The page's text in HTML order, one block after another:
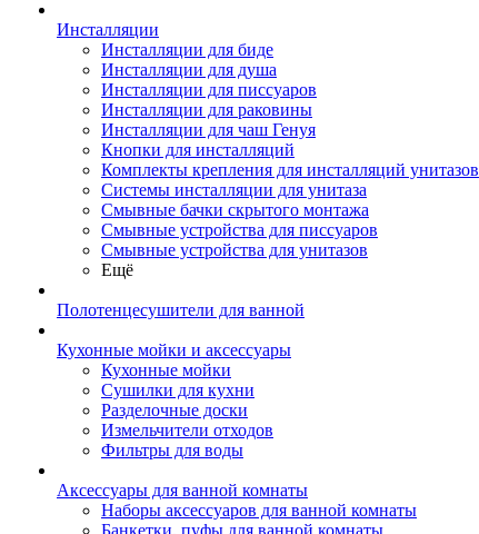
Инсталляции
Инсталляции для биде
Инсталляции для душа
Инсталляции для писсуаров
Инсталляции для раковины
Инсталляции для чаш Генуя
Кнопки для инсталляций
Комплекты крепления для инсталляций унитазов
Системы инсталляции для унитаза
Смывные бачки скрытого монтажа
Смывные устройства для писсуаров
Смывные устройства для унитазов
Ещё
Полотенцесушители для ванной
Кухонные мойки и аксессуары
Кухонные мойки
Сушилки для кухни
Разделочные доски
Измельчители отходов
Фильтры для воды
Аксессуары для ванной комнаты
Наборы аксессуаров для ванной комнаты
Банкетки, пуфы для ванной комнаты